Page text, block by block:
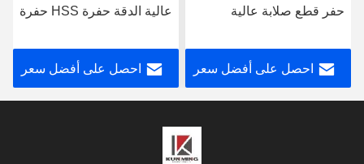
احصل على أفضل سعر
المباشرة حفرة الكربيد عالية
احصل على أفضل سعر